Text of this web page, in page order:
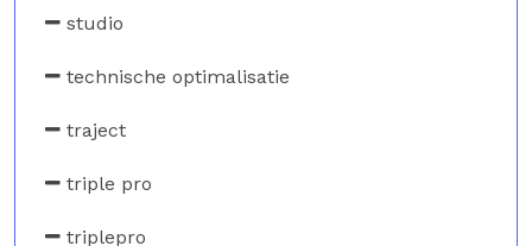
studio
technische optimalisatie
traject
triple pro
triplepro